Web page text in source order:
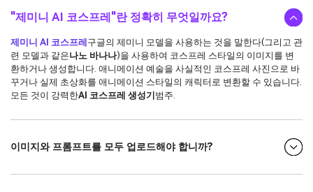
"제미니 AI 코스프레"란 정확히 무엇일까요?
제미니 AI 코스프레구글의 제미니 모델을 사용하는 것을 말한다(그리고 관
련 모델과 같은나노 바나나)을 사용하여 코스프레 스타일의 이미지를 변
환하거나 생성합니다. 애니메이션 예술을 사실적인 코스프레 사진으로 바
꾸거나 실제 초상화를 애니메이션 스타일의 캐릭터로 변환할 수 있습니다.
모든 것이 강력한AI 코스프레 생성기범주.
이미지와 프롬프트를 모두 업로드해야 합니까?